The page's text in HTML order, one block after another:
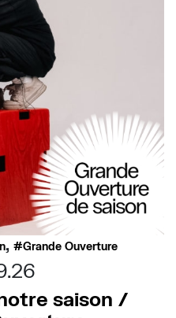
, Grande Ouverture
saison /